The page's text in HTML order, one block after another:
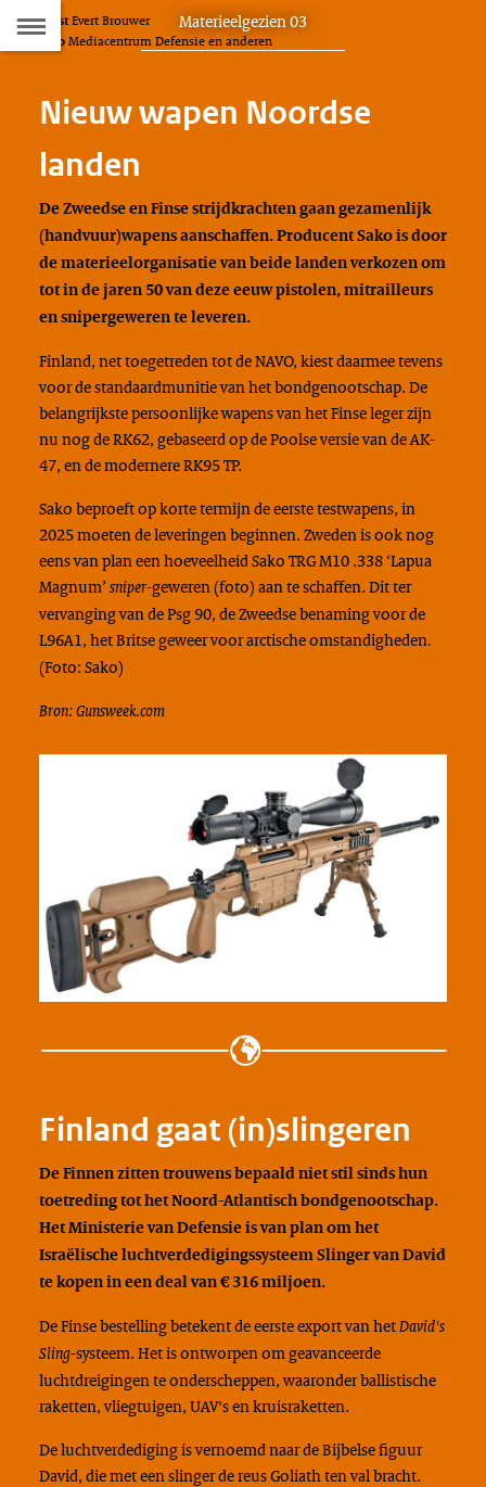
Dit
artikel
Materieelgezien 03
TekstEvert Brouwer
FotoMediacentrum Defensie en anderen
Nieuw wapen Noordse
landen
De Zweedse en Finse strijdkrachten gaan gezamenlijk
(handvuur)wapens aanschaffen.Producent Sako is door
de materieelorganisatie van beide landen verkozen om
tot in de jaren 50 van deze eeuw pistolen, mitrailleurs
en snipergeweren te leveren.
Finland, net toegetreden tot de NAVO, kiest daarmee tevens
voor de standaardmunitie van het bondgenootschap. De
belangrijkste persoonlijke wapens van het Finse leger zijn
nu nog de RK62, gebaseerd op de Poolse versie van de AK-
47, en de modernere RK95 TP.
Sako beproeft op korte termijn de eerste testwapens, in
2025 moeten de leveringen beginnen. Zweden is ook nog
eens van plan een hoeveelheid Sako TRG M10 .338 ‘Lapua
Magnum’ sniper-geweren (foto) aan te schaffen. Dit ter
vervanging van de Psg 90, de Zweedse benaming voor de
L96A1, het Britse geweer voor arctische omstandigheden.
(Foto: Sako)
Bron: Gunsweek.com
Finland gaat (in)slingeren
De Finnen zitten trouwens bepaald niet stil sinds hun
toetreding tot het Noord-Atlantisch bondgenootschap.
Het Ministerie van Defensie is van plan om het
Israëlische luchtverdedigingssysteem Slinger van David
te kopen in een deal van € 316 miljoen.
De Finse bestelling betekent de eerste export van hetDavid's
Sling-systeem. Het is ontworpen om geavanceerde
luchtdreigingen te onderscheppen, waaronder ballistische
raketten, vliegtuigen, UAV's en kruisraketten.
De luchtverdediging is vernoemd naar de Bijbelse figuur
David, die met een slinger de reus Goliath ten val bracht.
Naar
de
Inhoudsopgave